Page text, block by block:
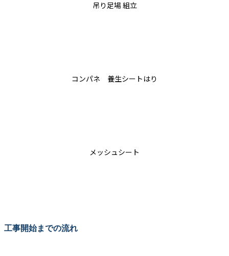
吊り足場 組立
コンパネ 養生シートはり
メッシュシート
工事開始までの流れ